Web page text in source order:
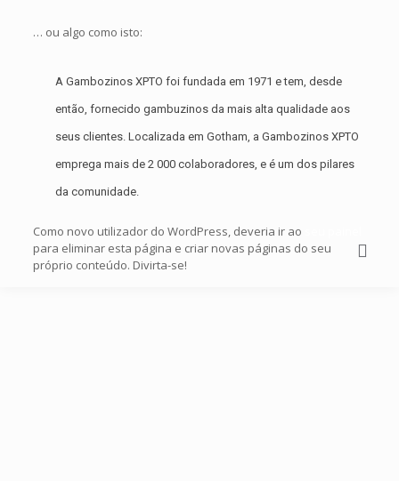
… ou algo como isto:
A Gambozinos XPTO foi fundada em 1971 e tem, desde
então, fornecido gambuzinos da mais alta qualidade aos
seus clientes. Localizada em Gotham, a Gambozinos XPTO
emprega mais de 2 000 colaboradores, e é um dos pilares
da comunidade.
Como novo utilizador do WordPress, deveria ir ao
para eliminar esta página e criar novas páginas do seu
próprio conteúdo. Divirta-se!